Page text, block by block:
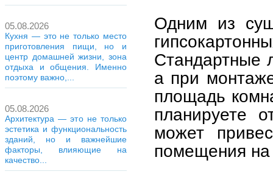
05.08.2026
Кухня — это не только место
приготовления пищи, но и
центр домашней жизни, зона
отдыха и общения. Именно
поэтому важно,...
05.08.2026
Архитектура — это не только
эстетика и функциональность
зданий, но и важнейшие
факторы, влияющие на
качество...
Одним из
Стандартные
а при
площадь
планируете
может
помещения на